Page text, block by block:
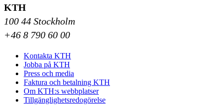
KTH
100 44 Stockholm
+46 8 790 60 00
Kontakta KTH
Jobba på KTH
Press och media
Faktura och betalning KTH
Om KTH:s webbplatser
Tillgänglighetsredogörelse